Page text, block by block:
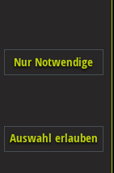
Nur Notwendige
Auswahl erlauben